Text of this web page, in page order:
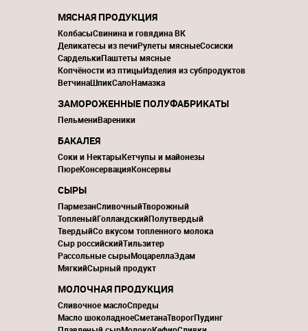
МЯСНАЯ ПРОДУКЦИЯ
КолбасыСвинина и говядина ВК
Деликатесы из печиРулеты мясныеСосиски
СарделькиПаштеты мясные
Копчёности из птицыИзделия из субпродуктов
ВетчинаШпикСалоНамазка
ЗАМОРОЖЕННЫЕ ПОЛУФАБРИКАТЫ
ПельмениВареники
БАКАЛЕЯ
Соки и НектарыКетчупы и майонезы
ПюреКонсервацияКонсервы
СЫРЫ
ПармезанСливочныйТворожный
ТопленыйГолландскийПолутвердый
ТвердыйСо вкусом топленного молока
Сыр российскийТильзитер
Рассольные сырыМоцареллаЭдам
МягкийСырный продукт
МОЛОЧНАЯ ПРОДУКЦИЯ
Сливочное маслоСпреды
Масло шоколадноеСметанаТворогПудинг